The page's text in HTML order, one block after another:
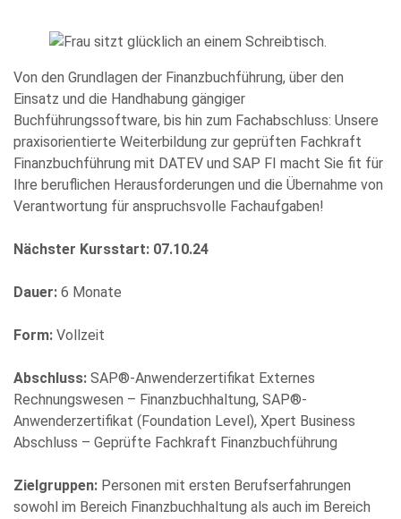
Von den Grundlagen der Finanzbuchführung, über den
Einsatz und die Handhabung gängiger
Buchführungssoftware, bis hin zum Fachabschluss: Unsere
praxisorientierte Weiterbildung zur geprüften Fachkraft
Finanzbuchführung mit DATEV und SAP FI macht Sie fit für
Ihre beruflichen Herausforderungen und die Übernahme von
Verantwortung für anspruchsvolle Fachaufgaben!
Nächster Kursstart: 07.10.24
Dauer: 6 Monate
Form: Vollzeit
Abschluss: SAP®-Anwenderzertifikat Externes
Rechnungswesen – Finanzbuchhaltung, SAP®-
Anwenderzertifikat (Foundation Level), Xpert Business
Abschluss – Geprüfte Fachkraft Finanzbuchführung
Zielgruppen: Personen mit ersten Berufserfahrungen
sowohl im Bereich Finanzbuchhaltung als auch im Bereich
Bitte
Sie
Pflichtfelder
leave
field
empty.